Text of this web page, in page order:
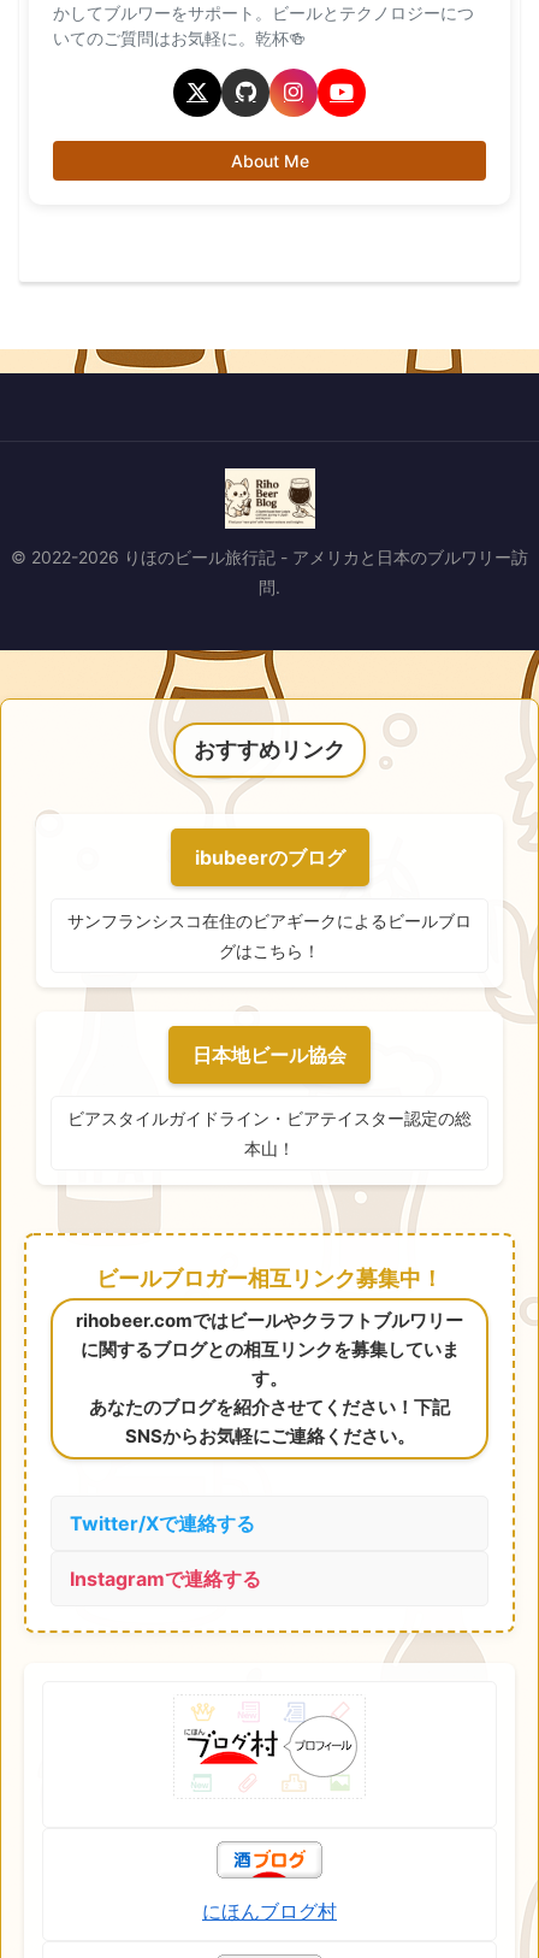
かしてブルワーをサポート。ビールとテクノロジーにつ
いてのご質問はお気軽に。乾杯🍻
About Me
© 2022-2026 りほのビール旅行記 - アメリカと日本のブルワリー訪
問.
おすすめリンク
ibubeerのブログ
サンフランシスコ在住のビアギークによるビールブロ
グはこちら！
日本地ビール協会
ビアスタイルガイドライン・ビアテイスター認定の総
本山！
ビールブロガー相互リンク募集中！
rihobeer.comではビールやクラフトブルワリー
に関するブログとの相互リンクを募集していま
す。
あなたのブログを紹介させてください！下記
SNSからお気軽にご連絡ください。
Twitter/Xで連絡する
Instagramで連絡する
にほんブログ村